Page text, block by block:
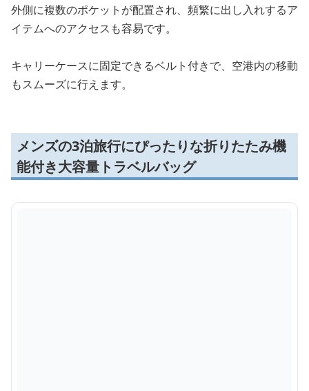
外側に複数のポケットが配置され、頻繁に出し入れするア
イテムへのアクセスも容易です。
キャリーケースに固定できるベルト付きで、空港内の移動
もスムーズに行えます。
メンズの3泊旅行にぴったりな折りたたみ機
能付き大容量トラベルバッグ